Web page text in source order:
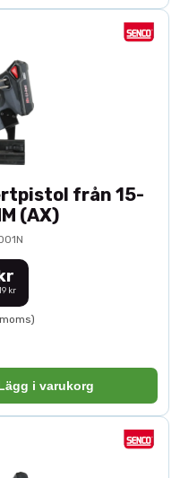
från 15-
(AX)
kr
i varukorg